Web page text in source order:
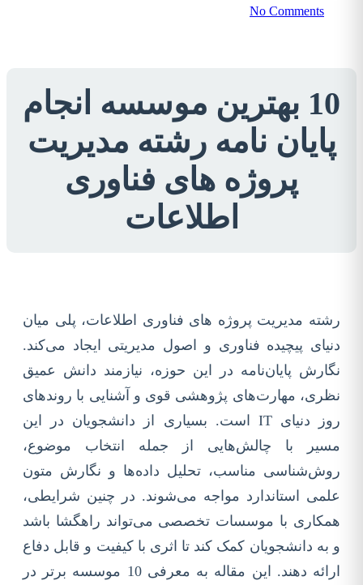
No Comments
10 بهترین موسسه انجام
پایان نامه رشته مدیریت
پروژه های فناوری
اطلاعات
رشته مدیریت پروژه های فناوری اطلاعات، پلی میان
دنیای پیچیده فناوری و اصول مدیریتی ایجاد می‌کند.
نگارش پایان‌نامه در این حوزه، نیازمند دانش عمیق
نظری، مهارت‌های پژوهشی قوی و آشنایی با روندهای
روز دنیای IT است. بسیاری از دانشجویان در این
مسیر با چالش‌هایی از جمله انتخاب موضوع،
روش‌شناسی مناسب، تحلیل داده‌ها و نگارش متون
علمی استاندارد مواجه می‌شوند. در چنین شرایطی،
همکاری با موسسات تخصصی می‌تواند راهگشا باشد
و به دانشجویان کمک کند تا اثری با کیفیت و قابل دفاع
ارائه دهند. این مقاله به معرفی 10 موسسه برتر در